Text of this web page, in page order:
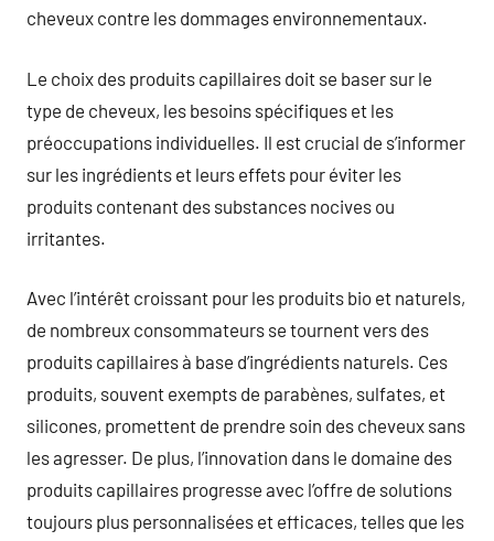
cheveux contre les dommages environnementaux.
Le choix des produits capillaires doit se baser sur le
type de cheveux, les besoins spécifiques et les
préoccupations individuelles. Il est crucial de s’informer
sur les ingrédients et leurs effets pour éviter les
produits contenant des substances nocives ou
irritantes.
Avec l’intérêt croissant pour les produits bio et naturels,
de nombreux consommateurs se tournent vers des
produits capillaires à base d’ingrédients naturels. Ces
produits, souvent exempts de parabènes, sulfates, et
silicones, promettent de prendre soin des cheveux sans
les agresser. De plus, l’innovation dans le domaine des
produits capillaires progresse avec l’offre de solutions
toujours plus personnalisées et efficaces, telles que les